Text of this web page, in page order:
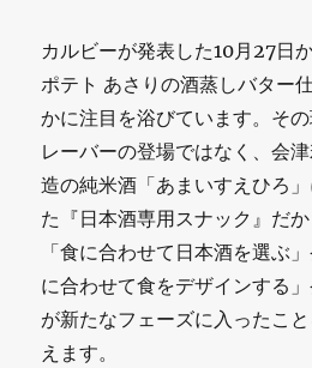
カルビーが発表した10月27日
ポテト あさりの酒蒸しバター
かに注目を浴びています。そ
レーバーの登場ではなく、会
造の純米酒「あまいすえひろ
た『日本酒専用スナック』だ
「食に合わせて日本酒を選ぶ
に合わせて食をデザインする
が新たなフェーズに入ったこ
えます。